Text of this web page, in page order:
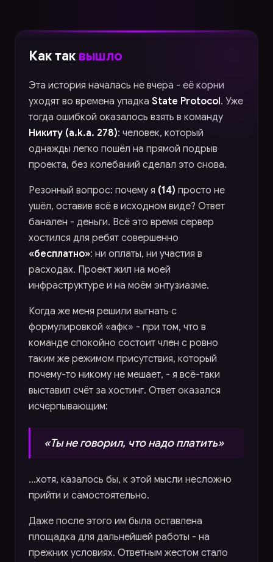
Как так вышло
Эта история началась не вчера - её корни
уходят во времена упадка State Protocol. Уже
тогда ошибкой оказалось взять в команду
Никиту (a.k.a. 278): человек, который
однажды легко пошёл на прямой подрыв
проекта, без колебаний сделал это снова.
Резонный вопрос: почему я (14) просто не
ушёл, оставив всё в исходном виде? Ответ
банален - деньги. Всё это время сервер
хостился для ребят совершенно
«бесплатно»: ни оплаты, ни участия в
расходах. Проект жил на моей
инфраструктуре и на моём энтузиазме.
Когда же меня решили выгнать с
формулировкой «афк» - при том, что в
команде спокойно состоит член с ровно
таким же режимом присутствия, который
почему-то никому не мешает, - я всё-таки
выставил счёт за хостинг. Ответ оказался
исчерпывающим:
«Ты не говорил, что надо платить»
…хотя, казалось бы, к этой мысли несложно
прийти и самостоятельно.
Даже после этого им была оставлена
площадка для дальнейшей работы - на
прежних условиях. Ответным жестом стало